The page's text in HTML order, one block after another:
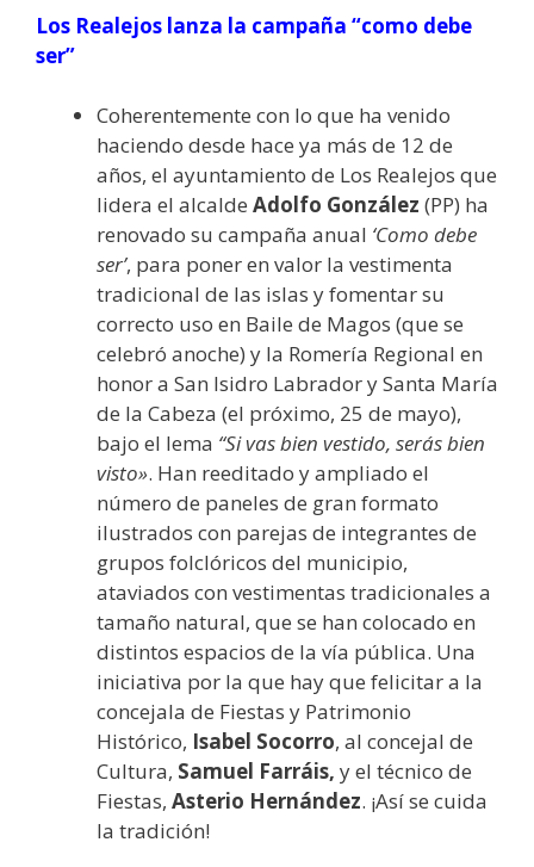
Los Realejos lanza la campaña “como debe
ser”
Coherentemente con lo que ha venido
haciendo desde hace ya más de 12 de
años, el ayuntamiento de Los Realejos que
lidera el alcalde Adolfo González (PP) ha
renovado su campaña anual ‘Como debe
ser’, para poner en valor la vestimenta
tradicional de las islas y fomentar su
correcto uso en Baile de Magos (que se
celebró anoche) y la Romería Regional en
honor a San Isidro Labrador y Santa María
de la Cabeza (el próximo, 25 de mayo),
bajo el lema “Si vas bien vestido, serás bien
visto». Han reeditado y ampliado el
número de paneles de gran formato
ilustrados con parejas de integrantes de
grupos folclóricos del municipio,
ataviados con vestimentas tradicionales a
tamaño natural, que se han colocado en
distintos espacios de la vía pública. Una
iniciativa por la que hay que felicitar a la
concejala de Fiestas y Patrimonio
Histórico, Isabel Socorro, al concejal de
Cultura, Samuel Farráis, y el técnico de
Fiestas, Asterio Hernández. ¡Así se cuida
la tradición!